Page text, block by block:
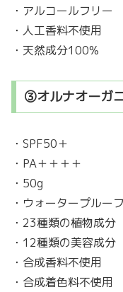
・アルコールフリー
・人工香料不使用
・天然成分100%
③オルナオーガ
・SPF50＋
・PA＋＋＋＋
・50g
・ウォータープルーフ
・23種類の植物成分
・12種類の美容成分
・合成香料不使用
・合成着色料不使用